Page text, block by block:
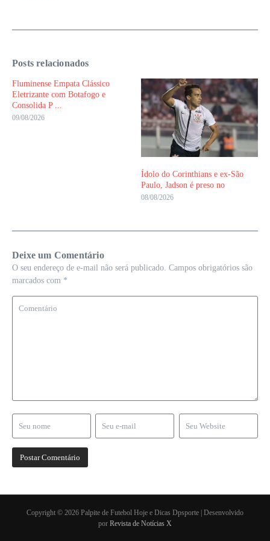
Posts relacionados
Fluminense Empata Clássico
Eletrizante com Botafogo e
Consolida P ...
09/08/2026
Ídolo do Corinthians e ex-São
Paulo, Jadson é preso no
08/08/2026
Deixe um Comentário
O seu endereço de e-mail não será publicado. Campos obrigatórios são
marcados com *
Copyright © 2026 Palpite de Futebol Hoje e Dicas Dpsporte | Desenvolvido
por Revista de Notícias X